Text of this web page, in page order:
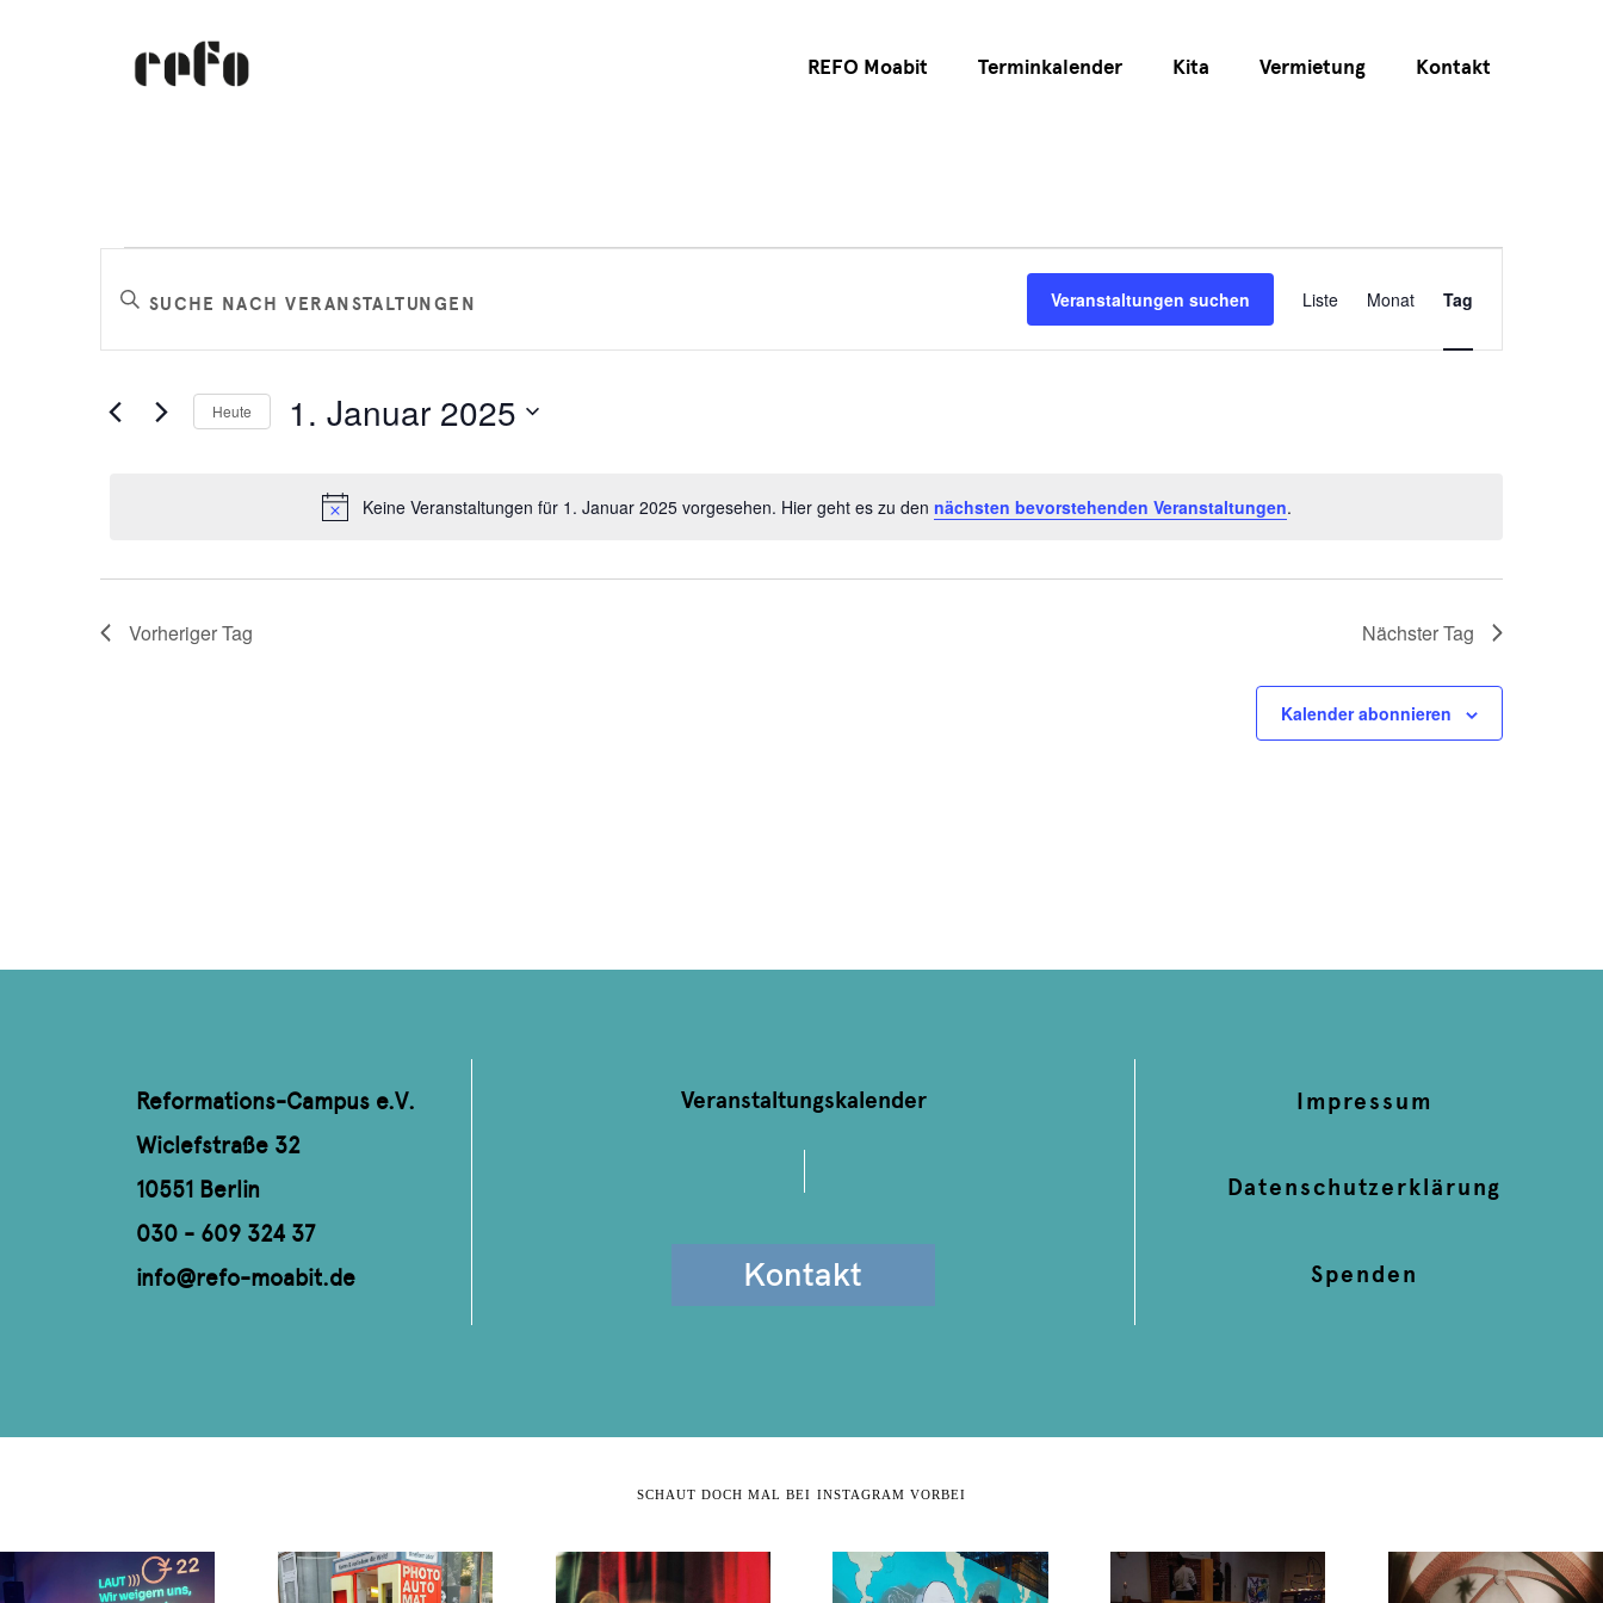
REFO Moabit Terminkalender Kita Vermietung Kontakt
Veranstaltungen
für
2025
Hinweis
Keine Veranstaltungen für 1. Januar 2025 vorgesehen. Hier geht es zu den nächsten bevorstehenden Veranstaltungen.
Veranstaltungen
Suche
und
Ansichten,
Navigation
Schlüsselwort
eingeben.
nach
Veranstaltungen suchen
Ansichten-
Liste Monat Tag
Heute 1. Januar 2025
Vorheriger Tag Nächster Tag
Kalender abonnieren
Reformations-Campus e.V.
Wiclefstraße 32
10551 Berlin
030 - 609 324 37
info@refo-moabit.de
Impressum
Veranstaltungskalender
Datenschutzerklärung
Kontakt Spenden
SCHAUT DOCH MAL BEI INSTAGRAM VORBEI